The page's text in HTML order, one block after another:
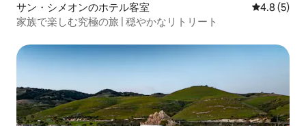
サン・シメオンのホテル客室 レビュー5
4.8 (5)
家族で楽しむ究極の旅 | 穏やかなリトリート